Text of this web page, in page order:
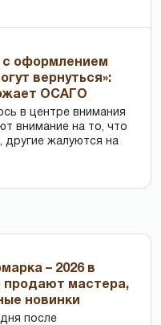
с оформлением
вернуться»:
ОСАГО
в центре внимания
внимание на то, что
жалуются на
– 2026 в
продают мастера,
новинки
после